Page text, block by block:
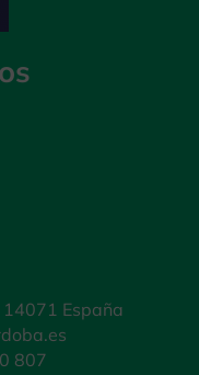
España
807